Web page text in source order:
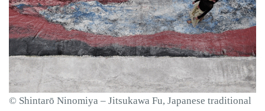
© Shintarō Ninomiya – Jitsukawa Fu, Japanese traditional